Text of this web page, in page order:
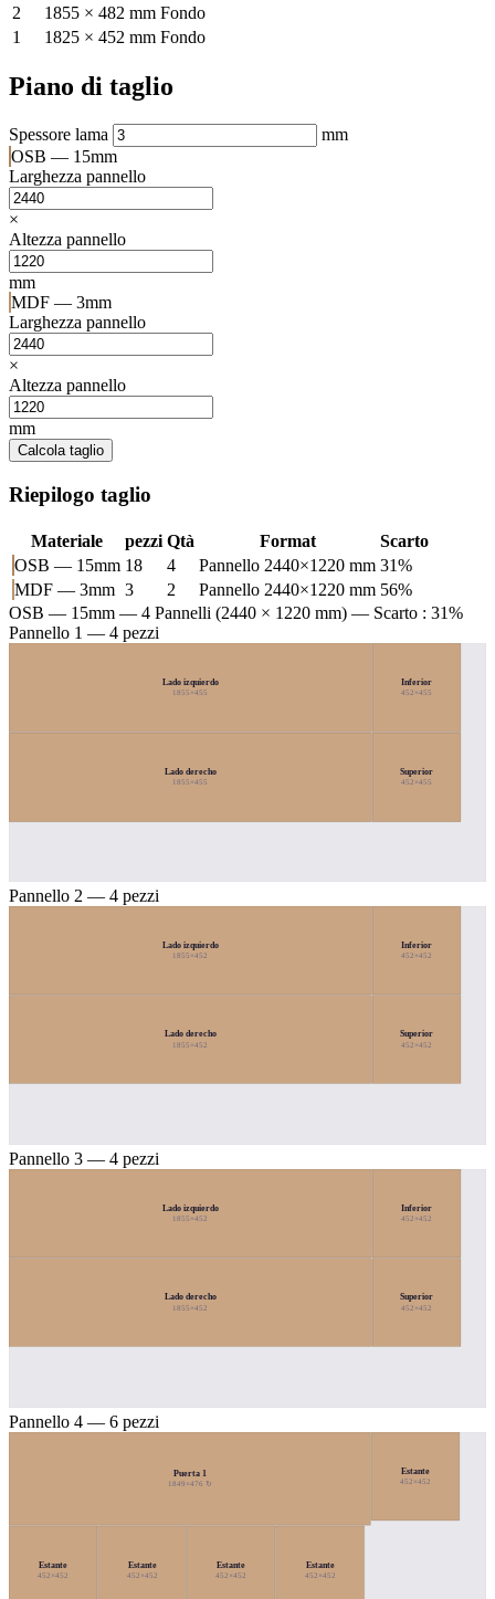
2
1855 × 482 mm Fondo
1
1825 × 452 mm Fondo
Piano di taglio
Spessore lama
mm
OSB — 15mm
Larghezza pannello
×
Altezza pannello
mm
MDF — 3mm
Larghezza pannello
×
Altezza pannello
mm
Calcola taglio
Riepilogo taglio
Materiale pezzi Qtà Format
Scarto
OSB — 15mm 18 4 Pannello 2440×1220 mm 31%
MDF — 3mm 3 2 Pannello 2440×1220 mm 56%
OSB — 15mm — 4 Pannelli (2440 × 1220 mm) — Scarto : 31%
Pannello 1 — 4 pezzi
Lado izquierdo
1855×455
Lado derecho
1855×455
Inferior
452×455
Superior
452×455
Pannello 2 — 4 pezzi
Lado izquierdo
1855×452
Lado derecho
1855×452
Inferior
452×452
Superior
452×452
Pannello 3 — 4 pezzi
Lado izquierdo
1855×452
Lado derecho
1855×452
Inferior
452×452
Superior
452×452
Pannello 4 — 6 pezzi
Puerta 1
1849×476 ↻
Estante
452×452
Estante
452×452
Estante
452×452
Estante
452×452
Estante
452×452